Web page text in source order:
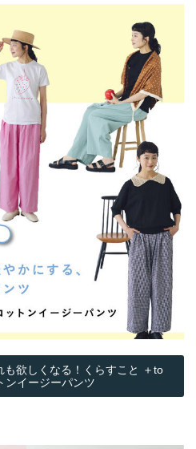
も欲しくなる！くらすこと ＋to
ンイージーパンツ